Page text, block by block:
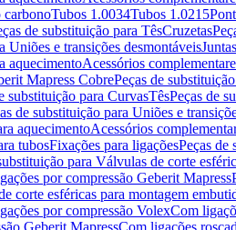
carbonoTubos 1.0034Tubos 1.0215
de substituição para TêsCruzetas
Uniões e transições desmontáveis
aquecimentoAcessórios
Mapress CobrePeças de
substituição para CurvasTêsPeças de
de substituição para Uniões e
aquecimentoAcessórios
tubosFixações para ligaçõesPeças de
para Válvulas de corte
por compressão Geberit Mapress
corte esféricas para montagem
por compressão VolexCom
Geberit MapressCom ligações